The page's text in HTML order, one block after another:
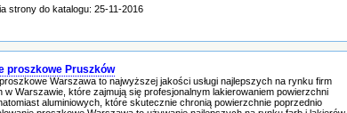
strony do katalogu: 25-11-2016
proszkowe Pruszków
Warszawa to najwyższej jakości usługi najlepszych na rynku firm
w Warszawie, które zajmują się profesjonalnym lakierowaniem powierzchni
aluminiowych, które skutecznie chronią powierzchnie poprzednio